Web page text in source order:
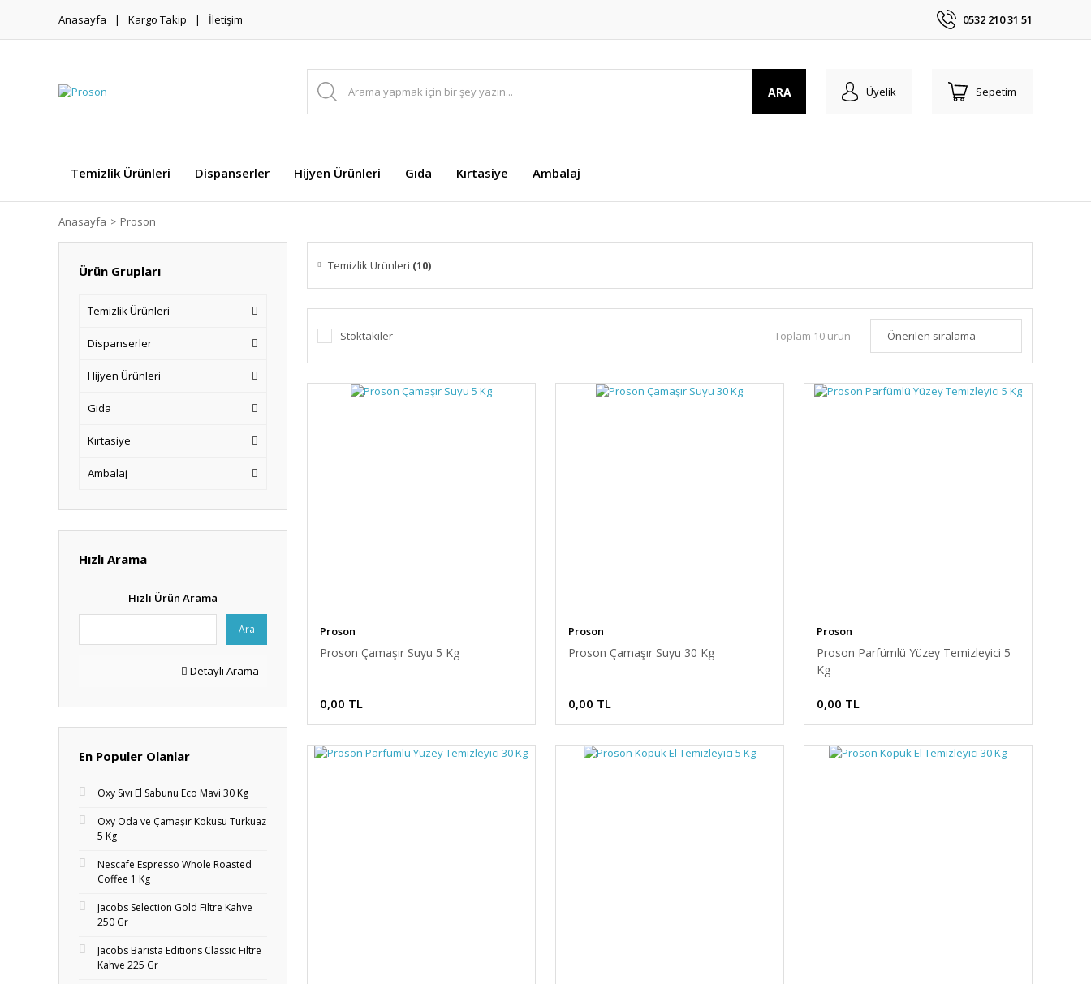
Anasayfa Kargo Takip İletişim 0532 210 31 51
ARA Üyelik Sepetim
Temizlik Ürünleri Dispanserler Hijyen Ürünleri Gıda Kırtasiye Ambalaj
Anasayfa Proson
Ürün Grupları
Temizlik Ürünleri
Dispanserler
Hijyen Ürünleri
Gıda
Kırtasiye
Ambalaj
Hızlı Arama
Hızlı Ürün Arama
Ara
Detaylı Arama
En Populer Olanlar
Oxy Sıvı El Sabunu Eco Mavi 30 Kg
Oxy Oda ve Çamaşır Kokusu Turkuaz
5 Kg
Nescafe Espresso Whole Roasted
Coffee 1 Kg
Jacobs Selection Gold Filtre Kahve
250 Gr
Jacobs Barista Editions Classic Filtre
Kahve 225 Gr
Temizlik Ürünleri (10)
Stoktakiler Toplam 10 ürün
Proson
Proson Çamaşır Suyu 5 Kg
0,00 TL
Proson
Proson Çamaşır Suyu 30 Kg
0,00 TL
Proson
Proson Parfümlü Yüzey Temizleyici 5
Kg
0,00 TL